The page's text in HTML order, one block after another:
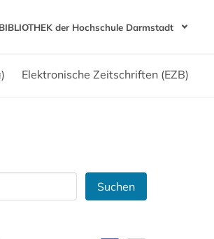
BIBLIOTHEK der Hochschule Darmstadt
Elektronische Zeitschriften (EZB)
Suchen